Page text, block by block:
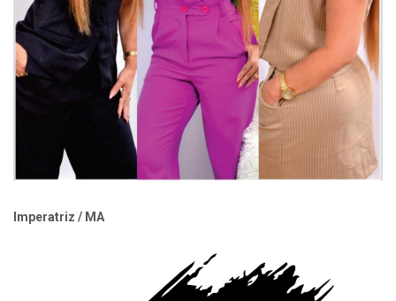
Imperatriz / MA